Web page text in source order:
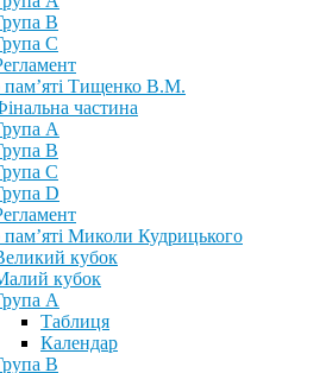
В
С
пам’яті Тищенко В.М.
частина
А
В
С
D
пам’яті Миколи Кудрицького
кубок
кубок
А
Таблиця
Календар
В